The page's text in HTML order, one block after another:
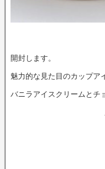
開封します。
魅力的な見た目のカップア
バニラアイスクリームとチ